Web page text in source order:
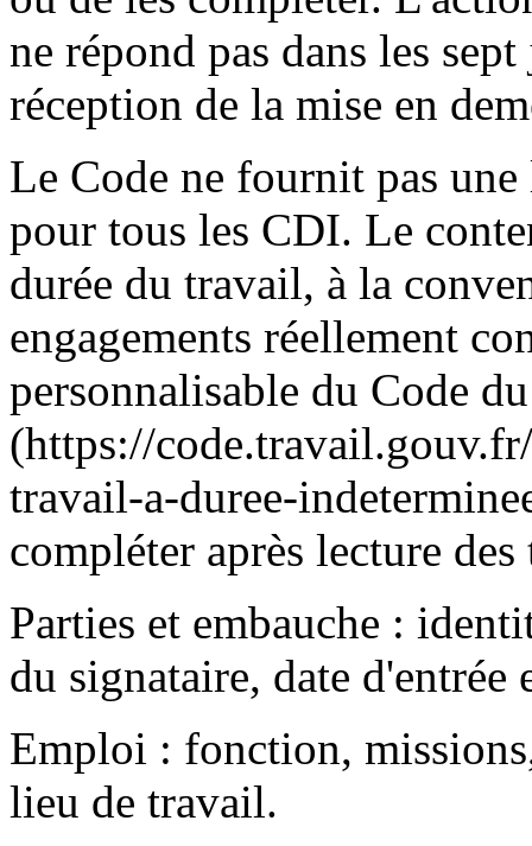
ne répond pas dans les
réception de la mise en
Le Code ne fournit pas
pour tous les CDI. Le
durée du travail, à la
engagements réellement
personnalisable du Code
(https://
travail-a-duree-
compléter après lecture
Parties et embauche :
du signataire, date d'entrée
Emploi : fonction,
lieu de travail.